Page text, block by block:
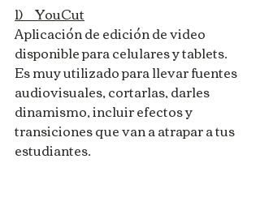
1)     YouCut
Aplicación de edición de video
disponible para celulares y tablets.
Es muy utilizado para llevar fuentes
audiovisuales, cortarlas, darles
dinamismo, incluir efectos y
transiciones que van a atrapar a tus
estudiantes.